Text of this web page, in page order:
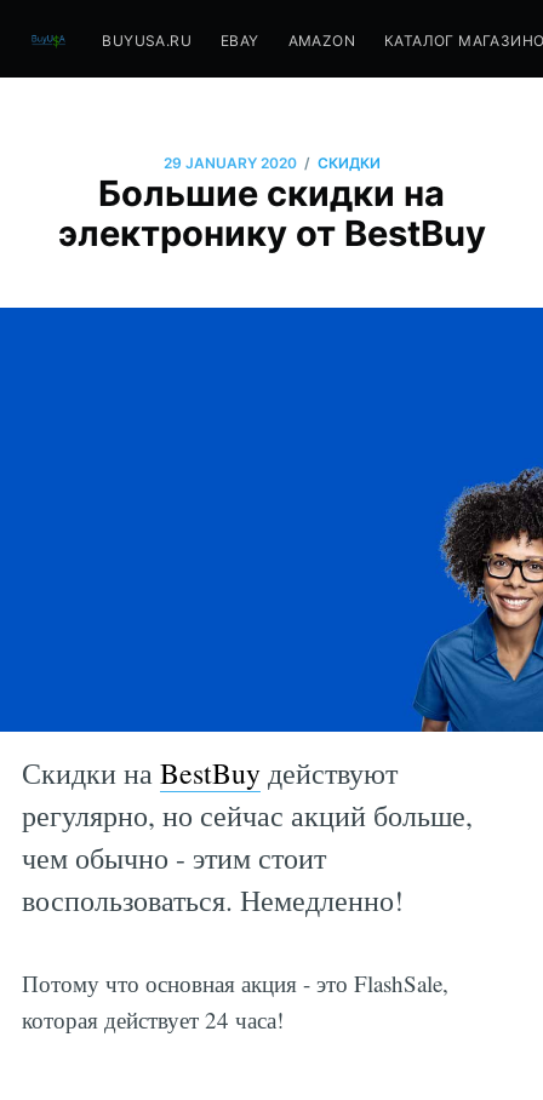
BUYUSA.RU EBAY AMAZON КАТАЛОГ
29 JANUARY 2020 / СКИДКИ
Большие скидки на
электронику от BestBuy
Скидки наBestBuyдействуют
регулярно, но сейчас акций больше,
чем обычно - этим стоит
воспользоваться. Немедленно!
Потому что основная акция - это FlashSale,
которая действует 24 часа!